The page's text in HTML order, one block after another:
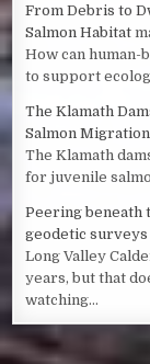
From Debris to
Salmon Habitat
How can
to support
The Klamath
Salmon Migration
The Klamath
for juvenile
Peering beneath
geodetic surveys
Long Valley
years, but that
watching...